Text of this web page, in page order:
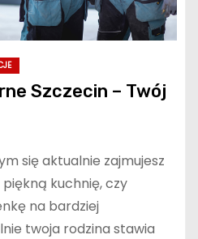
Szczecin – Twój
się aktualnie zajmujesz
kuchnię, czy
na bardziej
twoja rodzina stawia